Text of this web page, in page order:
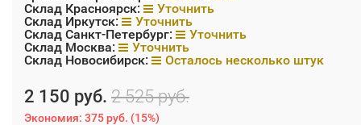
Склад Красноярск:
Уточнить
Склад Иркутск:
Уточнить
Склад Санкт-Петербург:
Уточнить
Склад Москва:
Уточнить
Склад Новосибирск:
Осталось несколько штук
2 150 руб. 2 525 руб.
Экономия: 375 руб. (15%)